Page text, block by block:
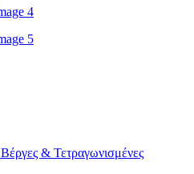
Βέργες & Τετραγωνισμένες